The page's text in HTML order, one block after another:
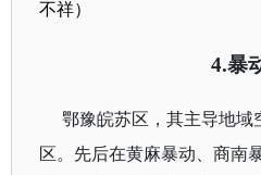
不祥）
4.暴
鄂豫皖苏区，其主导地域
区。先后在黄麻暴动、商南